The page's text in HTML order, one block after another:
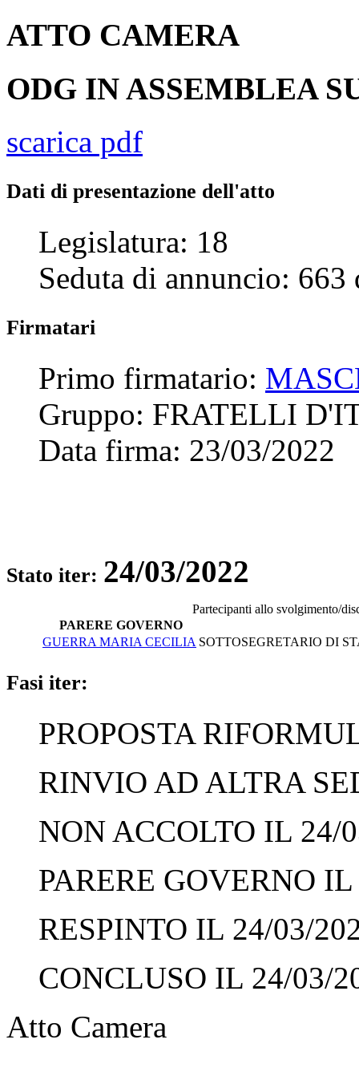
ATTO CAMERA
ODG IN ASSEMBLEA
scarica pdf
Dati di presentazione dell'atto
Legislatura: 18
Seduta di annuncio: 663
Firmatari
Primo firmatario:
Gruppo: FRATELLI
Data firma: 23/03/2022
Stato iter: 24/03/2022
Partecipanti allo svolgimento/
PARERE GOVERNO
GUERRA MARIA CECILIA SOTTOSEGRETARIO DI
Fasi iter:
PROPOSTA
RINVIO AD ALTRA
NON ACCOLTO IL 24/
PARERE GOVERNO
RESPINTO IL 24/03/
CONCLUSO IL 24/03/
Atto Camera